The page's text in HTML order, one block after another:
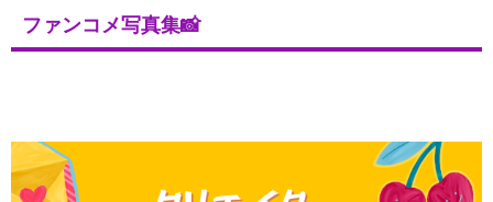
ファンコメ写真集📸